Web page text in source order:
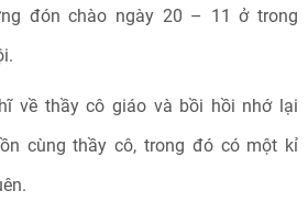
đón chào ngày 20 – 11 ở trong
về thầy cô giáo và bồi hồi nhớ lại
cùng thầy cô, trong đó có một kỉ